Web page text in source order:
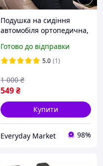
Подушка на сидіння
автомобіля ортопедична,
тіла L 33 х 27 х 10 см
Готово до відправки
5.0 (1)
549₴
1 000 ₴
Купити
Everyday Market 98%